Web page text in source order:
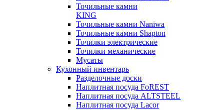
Точильные камни
KING
Точильные камни Naniwa
Точильные камни Shapton
Точилки электрические
Точилки механические
Мусаты
Кухонный инвентарь
Разделочные доски
Наплитная посуда FoREST
Наплитная посуда ALTSTEEL
Наплитная посуда Lacor